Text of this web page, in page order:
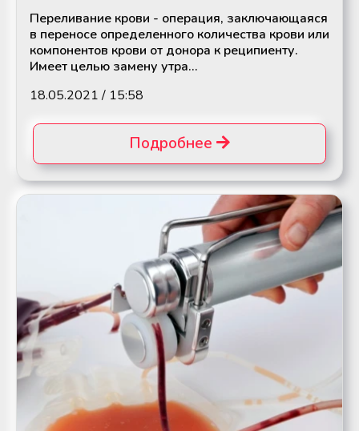
Переливание крови - операция, заключающаяся
в переносе определенного количества крови или
компонентов крови от донора к реципиенту.
Имеет целью замену утра...
18.05.2021 / 15:58
Подробнее